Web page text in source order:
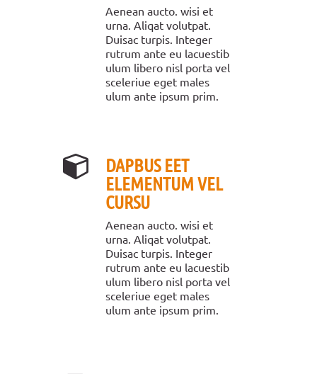
Aenean aucto. wisi et
urna. Aliqat volutpat.
Duisac turpis. Integer
rutrum ante eu lacuestib
ulum libero nisl porta vel
sceleriue eget males
ulum ante ipsum prim.
DAPBUS EET
ELEMENTUM VEL
CURSU
Aenean aucto. wisi et
urna. Aliqat volutpat.
Duisac turpis. Integer
rutrum ante eu lacuestib
ulum libero nisl porta vel
sceleriue eget males
ulum ante ipsum prim.